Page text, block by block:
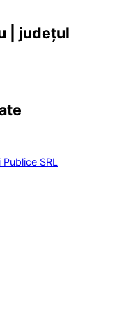
| județul
SRL